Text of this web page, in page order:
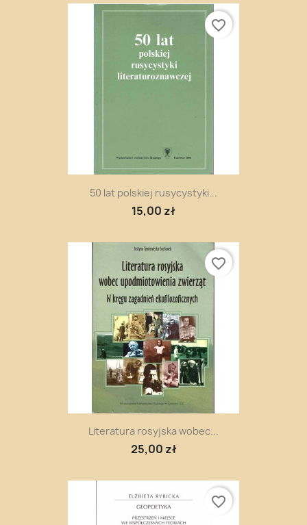
50 lat polskiej rusycystyki...
15,00 zł
favorite_border
Literatura rosyjska wobec...
25,00 zł
favorite_border
favorite_border